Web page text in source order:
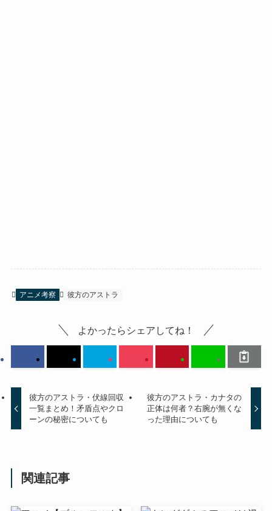
アニメ考察 彼方のアストラ
よかったらシェアしてね！
彼方のアストラ・伏線回収
一覧まとめ！矛盾点やクロ
ーンの秘密についても
彼方のアストラ・カナタの
正体は何者？右腕が無くな
った理由についても
関連記事